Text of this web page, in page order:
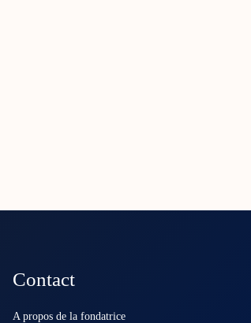
Contact
A propos de la fondatrice